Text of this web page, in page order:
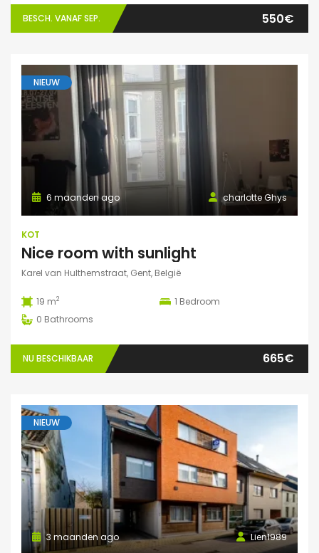
BESCH. VANAF SEP. 550€
NIEUW
charlotte Ghys
6 maanden ago
KOT
Nice room with sunlight
Karel van Hulthemstraat, Gent, België
19 m2 1 Bedroom
0 Bathrooms
NU BESCHIKBAAR 665€
NIEUW
Lien1989
3 maanden ago